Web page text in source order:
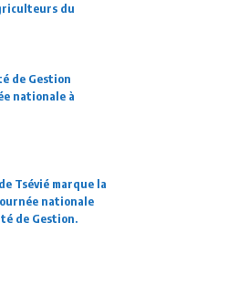
du
de Gestion
nationale à
Tsévié marque la
nationale
de Gestion.